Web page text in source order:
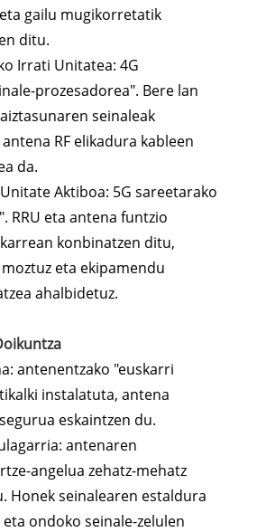
gailu mugikorretatik
ditu.
Irrati Unitatea: 4G
prozesadorea". Bere lan
seinaleak
RF elikadura kableen
da.
Aktiboa: 5G sareetarako
RRU eta antena funtzio
konbinatzen ditu,
eta ekipamendu
ahalbidetuz.
antenentzako "euskarri
instalatuta, antena
eskaintzen du.
antenaren
angelua zehatz-mehatz
Honek seinalearen estaldura
ondoko seinale-zelulen